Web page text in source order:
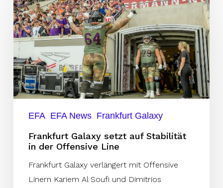
Galaxy
setzt
auf
Stabilität
in
der
Offensive
EFA EFA News Frankfurt Galaxy
Frankfurt Galaxy setzt auf Stabilität
in der Offensive Line
Frankfurt Galaxy verlängert mit Offensive
Linern Kariem Al Soufi und Dimitrios